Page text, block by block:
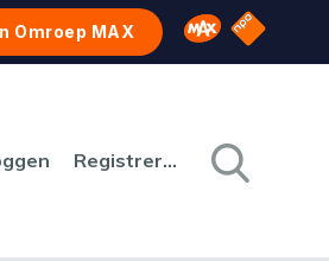
Omroep MAX Omroep MAX
NPO
Registreren